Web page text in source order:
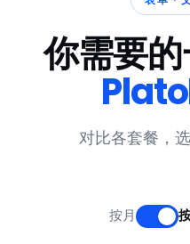
你需要
对比各套餐，
按月